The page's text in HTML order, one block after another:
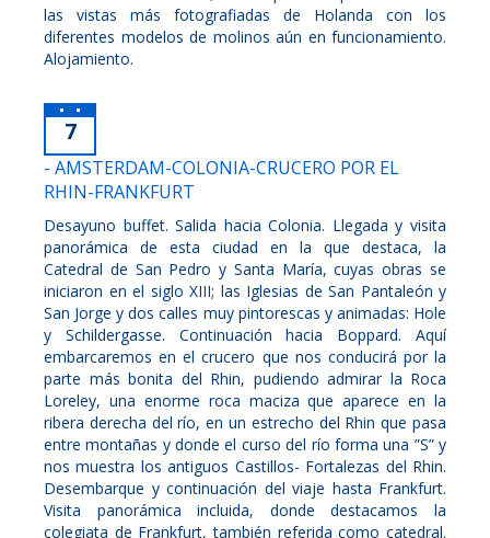
las vistas más fotografiadas de Holanda con los
diferentes modelos de molinos aún en funcionamiento.
Alojamiento.
7
- AMSTERDAM-COLONIA-CRUCERO POR EL
RHIN-FRANKFURT
Desayuno buffet. Salida hacia Colonia. Llegada y visita
panorámica de esta ciudad en la que destaca, la
Catedral de San Pedro y Santa María, cuyas obras se
iniciaron en el siglo XIII; las Iglesias de San Pantaleón y
San Jorge y dos calles muy pintorescas y animadas: Hole
y Schildergasse. Continuación hacia Boppard. Aquí
embarcaremos en el crucero que nos conducirá por la
parte más bonita del Rhin, pudiendo admirar la Roca
Loreley, una enorme roca maciza que aparece en la
ribera derecha del río, en un estrecho del Rhin que pasa
entre montañas y donde el curso del río forma una ”S” y
nos muestra los antiguos Castillos- Fortalezas del Rhin.
Desembarque y continuación del viaje hasta Frankfurt.
Visita panorámica incluida, donde destacamos la
colegiata de Frankfurt, también referida como catedral.